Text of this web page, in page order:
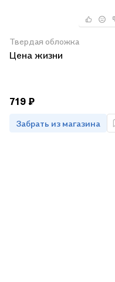
Твердая обложка
Цена жизни
719 ₽
Забрать из магазина